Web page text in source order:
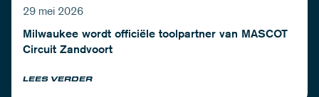
29 mei 2026
Milwaukee wordt officiële toolpartner van MASCOT
Circuit Zandvoort
LEES VERDER